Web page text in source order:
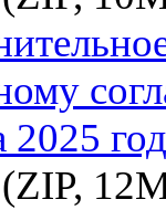
2025 год